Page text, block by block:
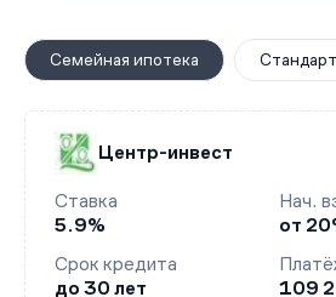
Семейная ипотека
Центр-инвест
Ставка
5.9%
Нач.
от
Срок кредита
до 30 лет
109